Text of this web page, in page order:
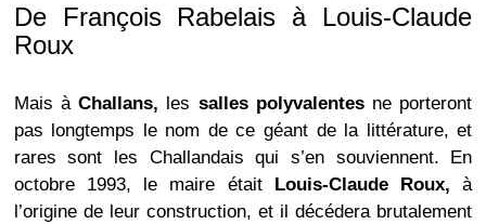
De François Rabelais à Louis-Claude
Roux
Mais àChallans, les salles polyvalentesne porteront
pas longtemps le nom de ce géant de la littérature, et
rares sont les Challandais qui s’en souviennent. En
octobre 1993, le maire était
Louis-Claude Roux, à
l’origine de leur construction, et il décédera brutalement